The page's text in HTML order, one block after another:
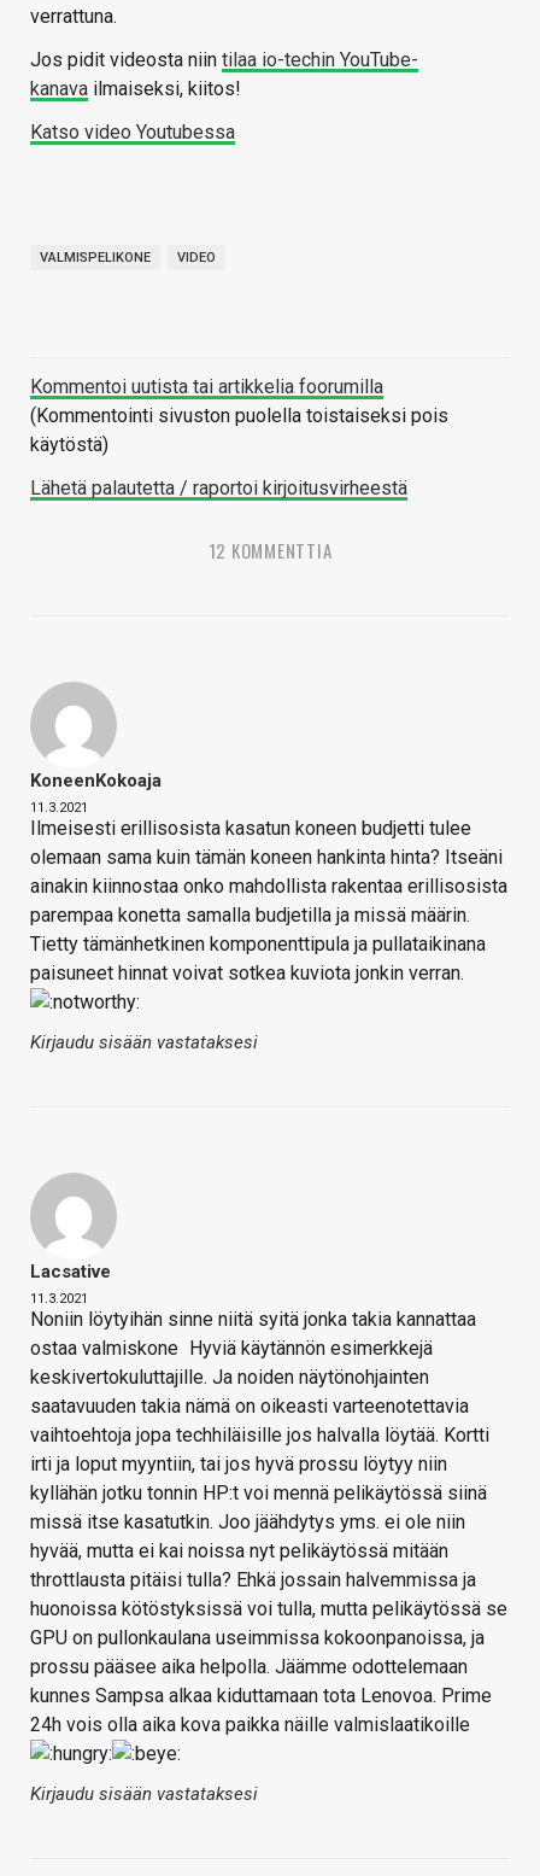
verrattuna.
Jos pidit videosta niin tilaa io-techin YouTube-
kanava ilmaiseksi, kiitos!
Katso video Youtubessa
VALMISPELIKONE VIDEO
Kommentoi uutista tai artikkelia foorumilla
(Kommentointi sivuston puolella toistaiseksi pois
käytöstä)
Lähetä palautetta / raportoi kirjoitusvirheestä
12 KOMMENTTIA
KoneenKokoaja
11.3.2021
Ilmeisesti erillisosista kasatun koneen budjetti tulee
olemaan sama kuin tämän koneen hankinta hinta? Itseäni
ainakin kiinnostaa onko mahdollista rakentaa erillisosista
parempaa konetta samalla budjetilla ja missä määrin.
Tietty tämänhetkinen komponenttipula ja pullataikinana
paisuneet hinnat voivat sotkea kuviota jonkin verran.
Kirjaudu sisään vastataksesi
Lacsative
11.3.2021
Noniin löytyihän sinne niitä syitä jonka takia kannattaa
ostaa valmiskone Hyviä käytännön esimerkkejä
keskivertokuluttajille. Ja noiden näytönohjainten
saatavuuden takia nämä on oikeasti varteenotettavia
vaihtoehtoja jopa techhiläisille jos halvalla löytää. Kortti
irti ja loput myyntiin, tai jos hyvä prossu löytyy niin
kyllähän jotku tonnin HP:t voi mennä pelikäytössä siinä
missä itse kasatutkin. Joo jäähdytys yms. ei ole niin
hyvää, mutta ei kai noissa nyt pelikäytössä mitään
throttlausta pitäisi tulla? Ehkä jossain halvemmissa ja
huonoissa kötöstyksissä voi tulla, mutta pelikäytössä se
GPU on pullonkaulana useimmissa kokoonpanoissa, ja
prossu pääsee aika helpolla. Jäämme odottelemaan
kunnes Sampsa alkaa kiduttamaan tota Lenovoa. Prime
24h vois olla aika kova paikka näille valmislaatikoille
Kirjaudu sisään vastataksesi